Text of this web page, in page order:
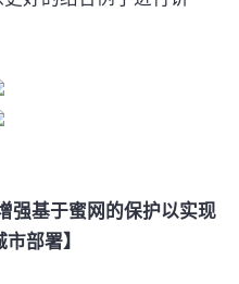
强基于蜜网的保护以实现
部署】